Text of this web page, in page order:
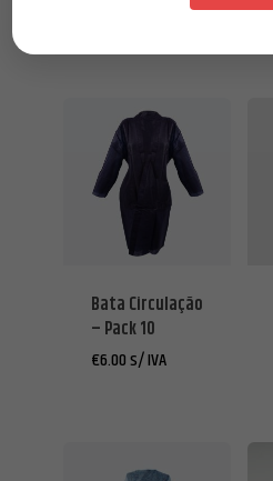
Bata Circulação
– Pack 10
€6.00s/ IVA